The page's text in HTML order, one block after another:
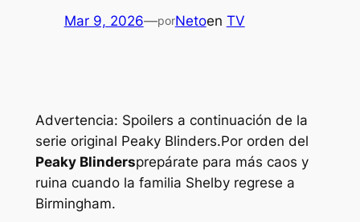
Mar 9, 2026—porNetoen TV
Advertencia: Spoilers a continuación de la
serie original Peaky Blinders.Por orden del
Peaky Blindersprepárate para más caos y
ruina cuando la familia Shelby regrese a
Birmingham.